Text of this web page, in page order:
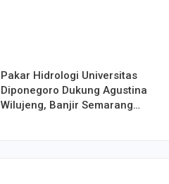
Pakar Hidrologi Universitas
Diponegoro Dukung Agustina
Wilujeng, Banjir Semarang…